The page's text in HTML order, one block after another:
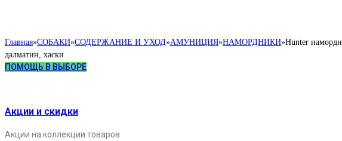
Главная»СОБАКИ»СОДЕРЖАНИЕ И УХОД»АМУНИЦИЯ»НАМОРДНИКИ»Hunter
далматин, хаски
ПОМОЩЬ В ВЫБОРЕ
Акции и скидки
Акции на коллекции товаров